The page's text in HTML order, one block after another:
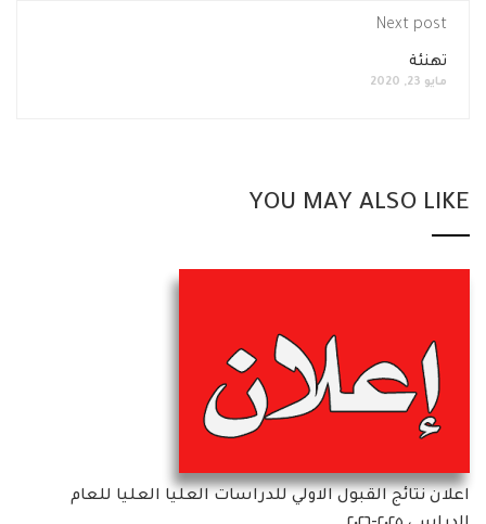
Next post
تهنئة
مايو 23, 2020
YOU MAY ALSO LIKE
اعلان نتائج القبول الاولي للدراسات العليا العليا للعام